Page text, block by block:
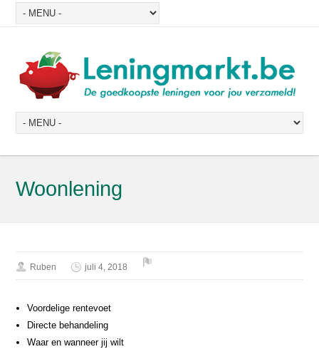
Woonlening
Ruben juli 4, 2018
Voordelige rentevoet
Directe behandeling
Waar en wanneer jij wilt